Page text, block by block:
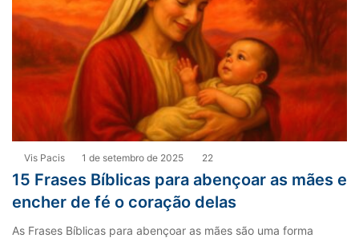
Vis Pacis 1 de setembro de 2025 22
15 Frases Bíblicas para abençoar as mães e
encher de fé o coração delas
As Frases Bíblicas para abençoar as mães são uma forma